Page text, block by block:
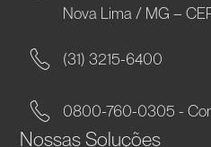
Nova Lima / MG –
(31) 3215-6400
0800-760-0305 -
Nossas Soluções